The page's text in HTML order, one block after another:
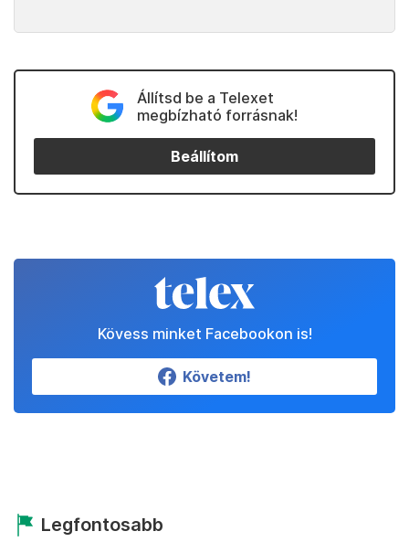
Állítsd be a Telexet
megbízható forrásnak!
Beállítom
Kövess minket Facebookon is!
Követem!
Legfontosabb